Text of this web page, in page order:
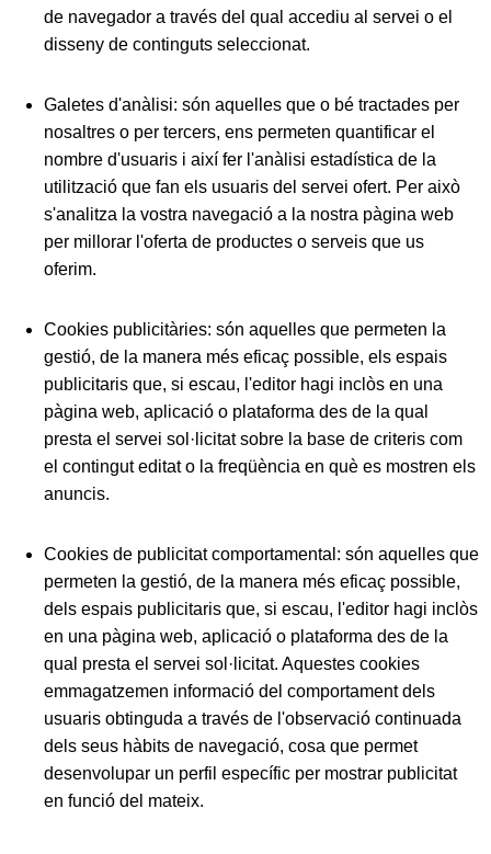
de navegador a través del qual accediu al servei o el
disseny de continguts seleccionat.
Galetes d'anàlisi: són aquelles que o bé tractades per
nosaltres o per tercers, ens permeten quantificar el
nombre d'usuaris i així fer l'anàlisi estadística de la
utilització que fan els usuaris del servei ofert. Per això
s'analitza la vostra navegació a la nostra pàgina web
per millorar l'oferta de productes o serveis que us
oferim.
Cookies publicitàries: són aquelles que permeten la
gestió, de la manera més eficaç possible, els espais
publicitaris que, si escau, l'editor hagi inclòs en una
pàgina web, aplicació o plataforma des de la qual
presta el servei sol·licitat sobre la base de criteris com
el contingut editat o la freqüència en què es mostren els
anuncis.
Cookies de publicitat comportamental: són aquelles que
permeten la gestió, de la manera més eficaç possible,
dels espais publicitaris que, si escau, l'editor hagi inclòs
en una pàgina web, aplicació o plataforma des de la
qual presta el servei sol·licitat. Aquestes cookies
emmagatzemen informació del comportament dels
usuaris obtinguda a través de l'observació continuada
dels seus hàbits de navegació, cosa que permet
desenvolupar un perfil específic per mostrar publicitat
en funció del mateix.